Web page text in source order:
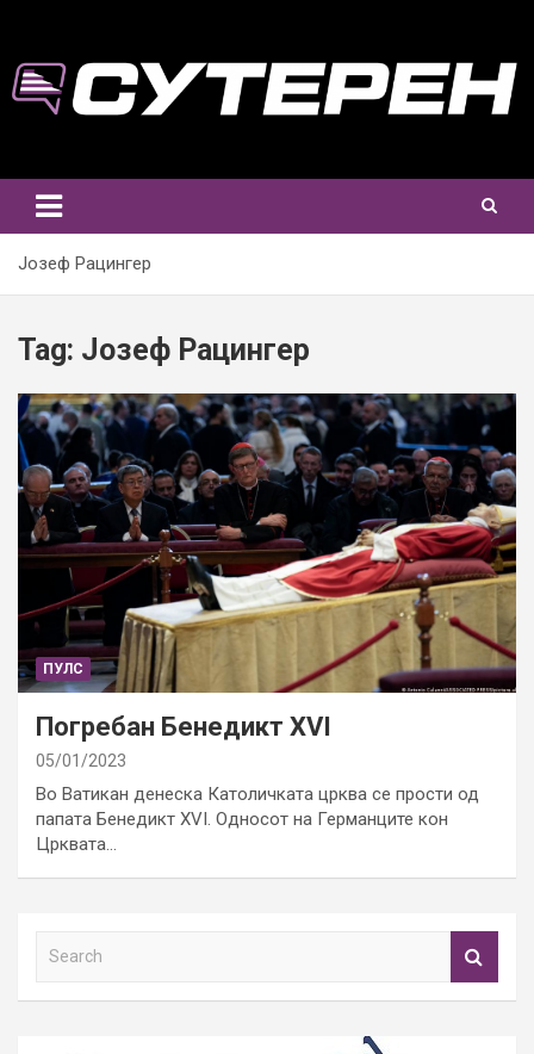
content
Јозеф Рацингер
Tag: Јозеф Рацингер
ПУЛС
Погребан Бенедикт XVI
05/01/2023
Во Ватикан денеска Католичката црква се прости од
папата Бенедикт XVI. Односот на Германците кон
Црквата…